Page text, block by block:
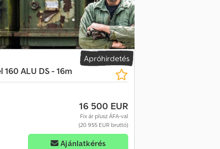
Apróhirdetés
ALU DS - 16m
16 500 EUR
Fix ár plusz ÁFA-val
(20 955 EUR bruttó)
Ajánlatkérés